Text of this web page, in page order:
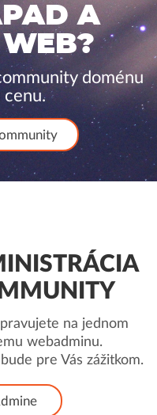
A
WEB?
doménu
cenu.
na jednom
webadminu.
bude pre Vás zážitkom.